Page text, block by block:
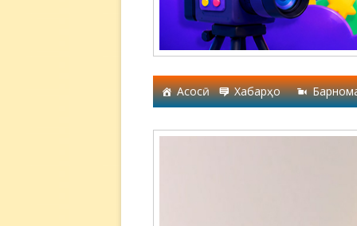
Асосӣ Хабарҳо